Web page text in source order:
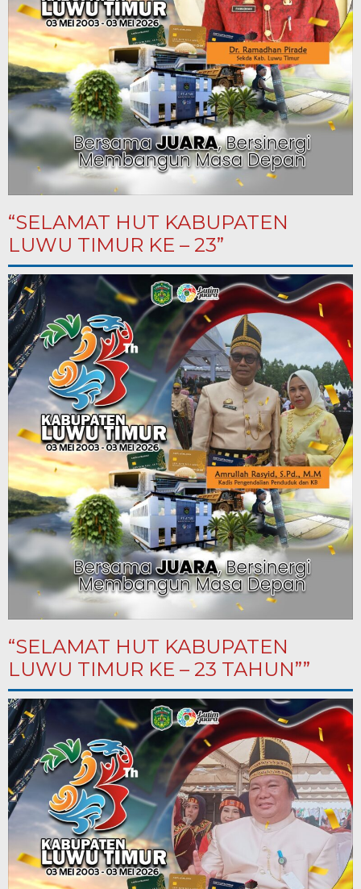
“SELAMAT HUT KABUPATEN
LUWU TIMUR KE – 23”
“SELAMAT HUT KABUPATEN
LUWU TIMUR KE – 23 TAHUN””